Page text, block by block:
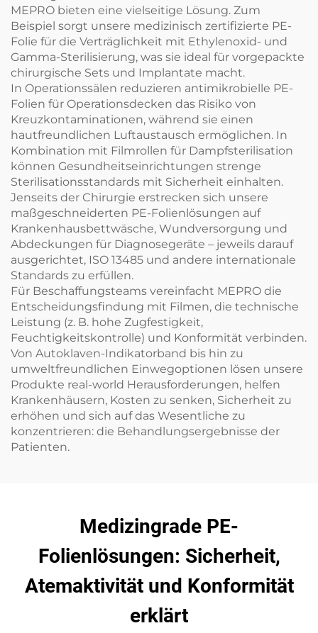
MEPRO bieten eine vielseitige Lösung. Zum
Beispiel sorgt unsere medizinisch zertifizierte PE-
Folie für die Verträglichkeit mit Ethylenoxid- und
Gamma-Sterilisierung, was sie ideal für vorgepackte
chirurgische Sets und Implantate macht.
In Operationssälen reduzieren antimikrobielle PE-
Folien für Operationsdecken das Risiko von
Kreuzkontaminationen, während sie einen
hautfreundlichen Luftaustausch ermöglichen. In
Kombination mit Filmrollen für Dampfsterilisation
können Gesundheitseinrichtungen strenge
Sterilisationsstandards mit Sicherheit einhalten.
Jenseits der Chirurgie erstrecken sich unsere
maßgeschneiderten PE-Folienlösungen auf
Krankenhausbettwäsche, Wundversorgung und
Abdeckungen für Diagnosegeräte – jeweils darauf
ausgerichtet, ISO 13485 und andere internationale
Standards zu erfüllen.
Für Beschaffungsteams vereinfacht MEPRO die
Entscheidungsfindung mit Filmen, die technische
Leistung (z. B. hohe Zugfestigkeit,
Feuchtigkeitskontrolle) und Konformität verbinden.
Von Autoklaven-Indikatorband bis hin zu
umweltfreundlichen Einwegoptionen lösen unsere
Produkte real-world Herausforderungen, helfen
Krankenhäusern, Kosten zu senken, Sicherheit zu
erhöhen und sich auf das Wesentliche zu
konzentrieren: die Behandlungsergebnisse der
Patienten.
Medizingrade PE-
Folienlösungen: Sicherheit,
Atemaktivität und Konformität
erklärt